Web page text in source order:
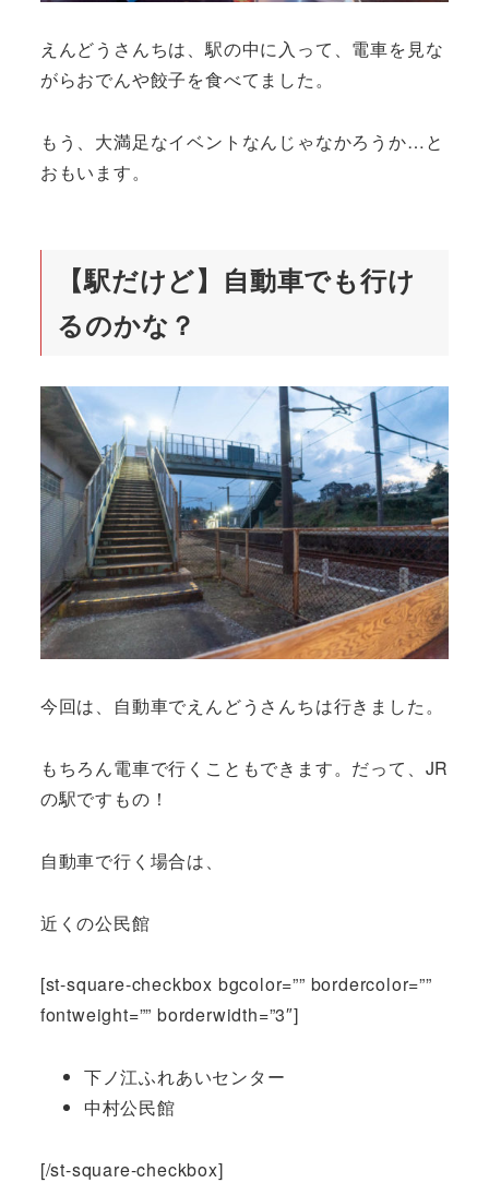
えんどうさんちは、駅の中に入って、電車を見な
がらおでんや餃子を食べてました。
もう、大満足なイベントなんじゃなかろうか…と
おもいます。
【駅だけど】自動車でも行け
るのかな？
今回は、自動車でえんどうさんちは行きました。
もちろん電車で行くこともできます。だって、JR
の駅ですもの！
自動車で行く場合は、
近くの公民館
[st-square-checkbox bgcolor=”” bordercolor=””
fontweight=”” borderwidth=”3″]
下ノ江ふれあいセンター
中村公民館
[/st-square-checkbox]